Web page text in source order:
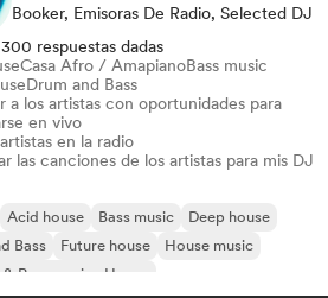
Booker, Emisoras De Radio, Selected DJ
respuestas dadas
Casa Afro / AmapianoBass music
Drum and Bass
a los artistas con oportunidades para
en vivo
en la radio
las canciones de los artistas para mis DJ
Acid house Bass music
Deep house
Bass
Future house
House music
Progressive House